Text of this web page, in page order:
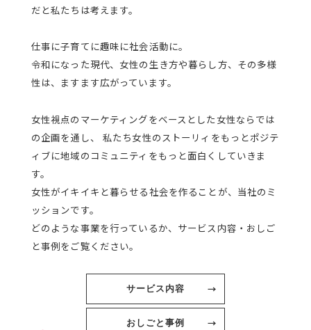
だと私たちは考えます。
仕事に子育てに趣味に社会活動に。
令和になった現代、女性の生き方や暮らし方、その多様
性は、ますます広がっています。
女性視点のマーケティングをベースとした女性ならでは
の企画を通し、
私たち女性のストーリィをもっとポジテ
ィブに地域のコミュニティをもっと面白くしていきま
す。
女性がイキイキと暮らせる社会を作ることが、当社のミ
ッションです。
どのような事業を行っているか、 サービス内容 ・ おしご
と事例をご覧ください。
サービス内容
おしごと事例